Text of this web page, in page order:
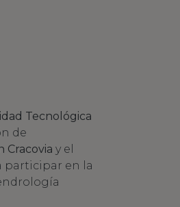
Tecnológica
de
Cracovia y el
participar en la